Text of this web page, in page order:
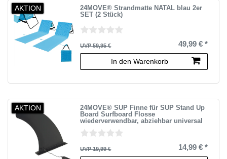
AKTION
24MOVE® Strandmatte NATAL blau 2er
SET (2 Stück)
UVP 59,95 € 49,99 € *
In den Warenkorb
AKTION
24MOVE® SUP Finne für SUP Stand Up
Board Surfboard Flosse
wiederverwendbar, abziehbar universal
UVP 19,99 € 14,99 € *